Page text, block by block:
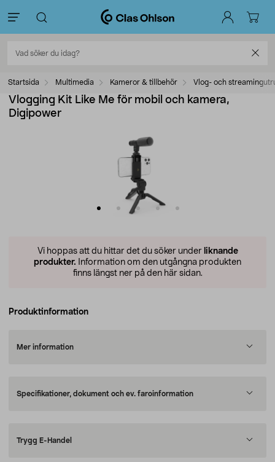
Startsida Multimedia Kameror & tillbehör Vlog- och
Vlogging Kit Like Me för mobil och kamera,
Digipower
Vi hoppas att du hittar det du söker under liknande
produkter. Information om den utgångna produkten
finns längst ner på den här sidan.
Produktinformation
Mer information
Specifikationer, dokument och ev. faroinformation
Trygg E-Handel